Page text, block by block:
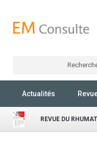
Actualités
REVUE DU